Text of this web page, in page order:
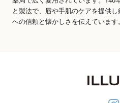
と製法で、唇や手肌のケアを提供
への信頼と懐かしさを伝えています